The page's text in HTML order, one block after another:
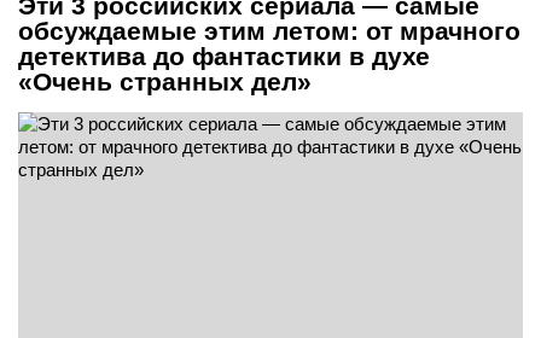
Эти 3 российских сериала — самые
обсуждаемые этим летом: от мрачного
детектива до фантастики в духе
«Очень странных дел»